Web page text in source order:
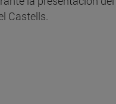
Castells.